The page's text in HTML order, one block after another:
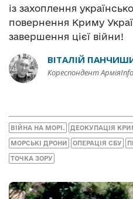
із захоплення
повернення Криму
завершення цієї війни!
ВІТАЛІЙ
Кореспондент
ВІЙНА НА МОРІ. ДЕОКУПАЦІЯ
МОРСЬКІ ДРОНИ ОПЕРАЦІЯ СБУ
ТОЧКА ЗОРУ